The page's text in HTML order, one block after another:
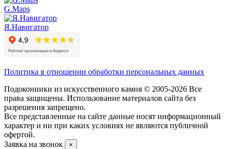
G.Maps
Я.Навигатор
Политика в отношении обработки персональных данных
Подоконники из искусственного камня © 2005-2026 Все
права защищены. Использование материалов сайта без
разрешения запрещено.
Все представленные на сайте данные носят информационный
характер и ни при каких условиях не являются публичной
офертой.
Заявка на звонок
×